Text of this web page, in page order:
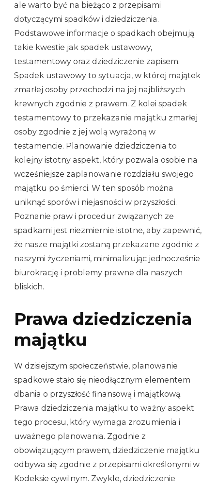
ale warto być na bieżąco z przepisami
dotyczącymi spadków i dziedziczenia.
Podstawowe informacje o spadkach obejmują
takie kwestie jak spadek ustawowy,
testamentowy oraz dziedziczenie zapisem.
Spadek ustawowy to sytuacja, w której majątek
zmarłej osoby przechodzi na jej najbliższych
krewnych zgodnie z prawem. Z kolei spadek
testamentowy to przekazanie majątku zmarłej
osoby zgodnie z jej wolą wyrażoną w
testamencie. Planowanie dziedziczenia to
kolejny istotny aspekt, który pozwala osobie na
wcześniejsze zaplanowanie rozdziału swojego
majątku po śmierci. W ten sposób można
uniknąć sporów i niejasności w przyszłości.
Poznanie praw i procedur związanych ze
spadkami jest niezmiernie istotne, aby zapewnić,
że nasze majątki zostaną przekazane zgodnie z
naszymi życzeniami, minimalizując jednocześnie
biurokrację i problemy prawne dla naszych
bliskich.
Prawa dziedziczenia
majątku
W dzisiejszym społeczeństwie, planowanie
spadkowe stało się nieodłącznym elementem
dbania o przyszłość finansową i majątkową.
Prawa dziedziczenia majątku to ważny aspekt
tego procesu, który wymaga zrozumienia i
uważnego planowania. Zgodnie z
obowiązującym prawem, dziedziczenie majątku
odbywa się zgodnie z przepisami określonymi w
Kodeksie cywilnym. Zwykle, dziedziczenie